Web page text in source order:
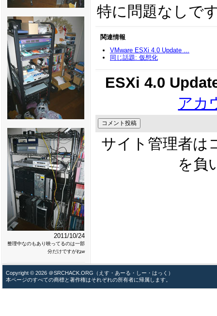
2011/10/24
整理中なのもあり映ってるのは一部
分だけですがねw
特に問題なしで
関連情報
VMware ESXi 4.0 Update ...
同じ話題: 仮想化
ESXi 4.0
アカ
サイト管理者は
を負
Copyright © 2026 ＠SRCHACK.ORG（えす・あーる・しー・はっく）
本ページのすべての商標と著作権はそれぞれの所有者に帰属します。